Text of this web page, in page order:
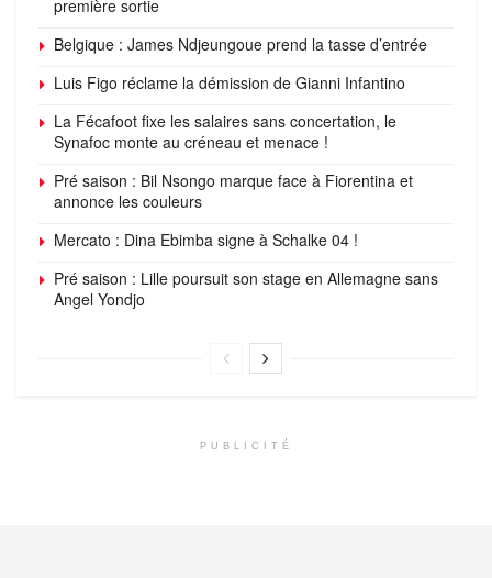
première sortie
Belgique : James Ndjeungoue prend la tasse d’entrée
Luis Figo réclame la démission de Gianni Infantino
La Fécafoot fixe les salaires sans concertation, le
Synafoc monte au créneau et menace !
Pré saison : Bil Nsongo marque face à Fiorentina et
annonce les couleurs
Mercato : Dina Ebimba signe à Schalke 04 !
Pré saison : Lille poursuit son stage en Allemagne sans
Angel Yondjo
PUBLICITÉ